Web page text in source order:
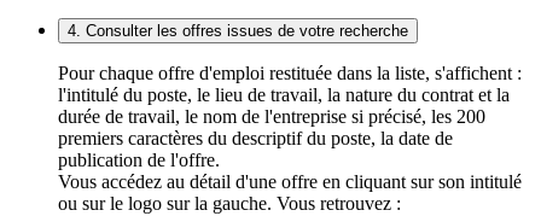
4. Consulter les offres issues de votre recherche
Pour chaque offre d'emploi restituée dans la liste, s'affichent :
l'intitulé du poste, le lieu de travail, la nature du contrat et la
durée de travail, le nom de l'entreprise si précisé, les 200
premiers caractères du descriptif du poste, la date de
publication de l'offre.
Vous accédez au détail d'une offre en cliquant sur son intitulé
ou sur le logo sur la gauche. Vous retrouvez :